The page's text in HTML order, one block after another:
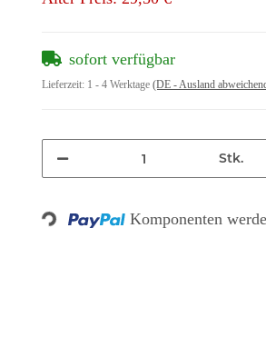
sofort verfügbar
Lieferzeit: 1 - 4 Werktage (DE - Ausland
Stk.
Loading... Komponenten